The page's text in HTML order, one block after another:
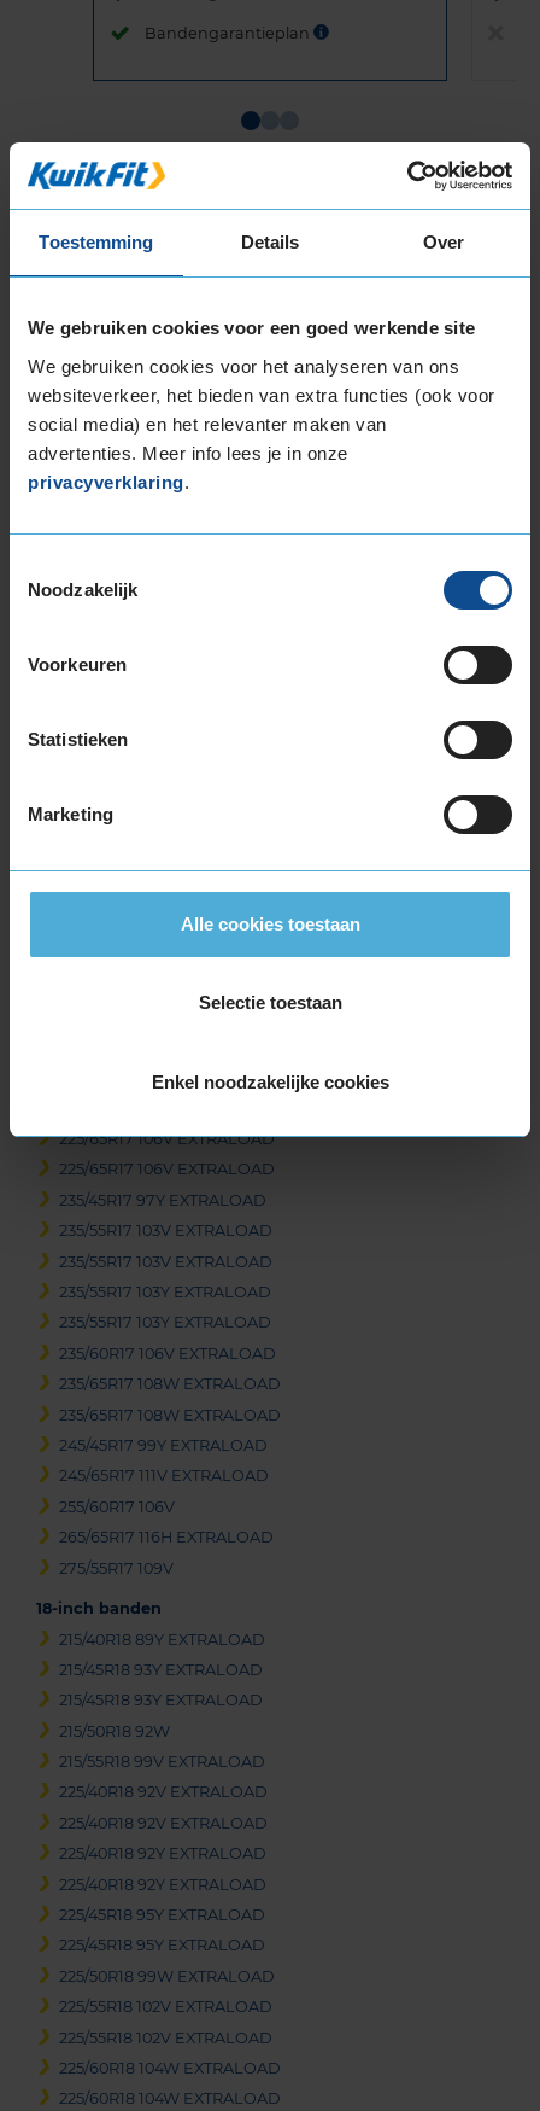
Toestemming Details Over
We gebruiken cookies voor een goed werkende site
We gebruiken cookies voor het analyseren van ons
websiteverkeer, het bieden van extra functies (ook voor
social media) en het relevanter maken van
advertenties. Meer info lees je in onze
privacyverklaring.
Noodzakelijk
Voorkeuren
Statistieken
Marketing
Alle cookies toestaan
Selectie toestaan
Enkel noodzakelijke cookies
Bandengarantieplan
1
of
Beschikbare bandenmaten
17-inch banden
205/40R17 84W EXTRALOAD
205/40R17 84Y EXTRALOAD
205/45R17 88V EXTRALOAD
205/45R17 88Y EXTRALOAD
205/55R17 95V EXTRALOAD
215/55R17 98W EXTRALOAD
215/65R17 103V EXTRALOAD
225/45R17 94Y EXTRALOAD
225/45R17 94Y EXTRALOAD
225/60R17 103V EXTRALOAD
225/65R17 106V EXTRALOAD
225/65R17 106V EXTRALOAD
235/45R17 97Y EXTRALOAD
235/55R17 103V EXTRALOAD
235/55R17 103V EXTRALOAD
235/55R17 103Y EXTRALOAD
235/55R17 103Y EXTRALOAD
235/60R17 106V EXTRALOAD
235/65R17 108W EXTRALOAD
235/65R17 108W EXTRALOAD
245/45R17 99Y EXTRALOAD
245/65R17 111V EXTRALOAD
255/60R17 106V
265/65R17 116H EXTRALOAD
275/55R17 109V
18-inch banden
215/40R18 89Y EXTRALOAD
215/45R18 93Y EXTRALOAD
215/45R18 93Y EXTRALOAD
215/50R18 92W
215/55R18 99V EXTRALOAD
225/40R18 92V EXTRALOAD
225/40R18 92V EXTRALOAD
225/40R18 92Y EXTRALOAD
225/40R18 92Y EXTRALOAD
225/45R18 95Y EXTRALOAD
225/45R18 95Y EXTRALOAD
225/50R18 99W EXTRALOAD
225/55R18 102V EXTRALOAD
225/55R18 102V EXTRALOAD
225/60R18 104W EXTRALOAD
225/60R18 104W EXTRALOAD